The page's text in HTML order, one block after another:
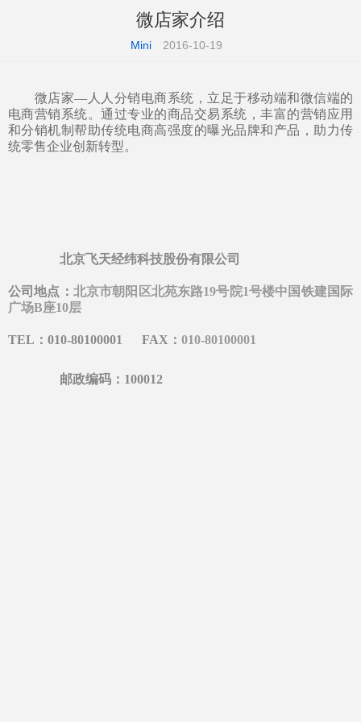
微店家介绍
Mini 2016-10-19
微店家—人人分销电商系统，立足于移动端和微信端的
电商营销系统。通过专业的商品交易系统，丰富的营销应用
和分销机制帮助传统电商高强度的曝光品牌和产品，助力传
统零售企业创新转型。
北京飞天经纬科技股份有限公司
公司地点： 北京市朝阳区北苑东路19号院1号楼中国铁建国际
广场B座10层
TEL： 010-80100001 FAX ： 010-80100001
邮政编码： 100012